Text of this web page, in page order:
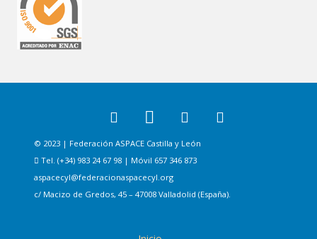
© 2023 | Federación ASPACE Castilla y León
Tel. (+34) 983 24 67 98 | Móvil 657 346 873
aspacecyl@federacionaspacecyl.org
c/ Macizo de Gredos, 45 – 47008 Valladolid (España).